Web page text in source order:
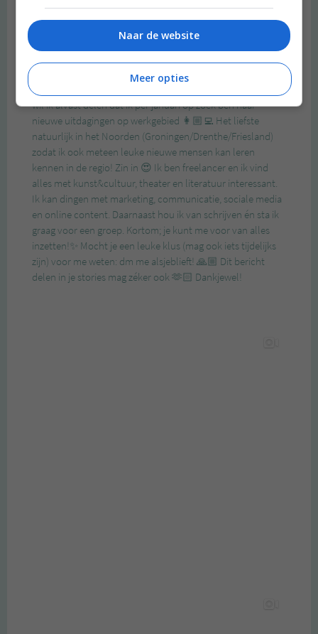
Naar de website
Meer opties